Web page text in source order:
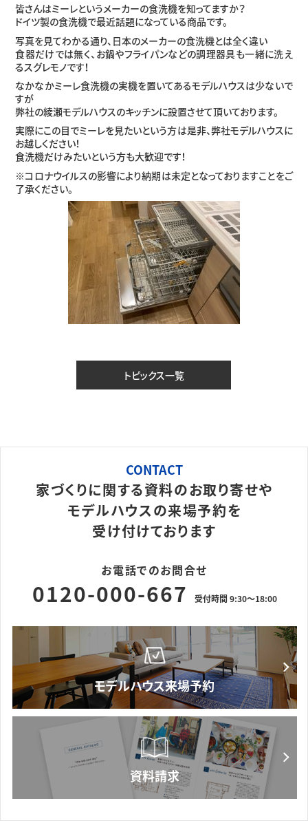
皆さんはミーレというメーカーの食洗機を知ってますか？
ドイツ製の食洗機で最近話題になっている商品です。
写真を見てわかる通り、日本のメーカーの食洗機とは全く違い
食器だけでは無く、お鍋やフライパンなどの調理器具も一緒に洗え
るスグレモノです！
なかなかミーレ食洗機の実機を置いてあるモデルハウスは少ないで
すが
弊社の綾瀬モデルハウスのキッチンに設置させて頂いております。
実際にこの目でミーレを見たいという方は是非、弊社モデルハウスに
お越しください！
食洗機だけみたいという方も大歓迎です！
※コロナウイルスの影響により納期は未定となっておりますことをご
了承ください。
トピックス一覧
CONTACT
家づくりに関する資料のお取り寄せや
モデルハウスの来場予約を
受け付けております
お電話でのお問合せ
0120-000-667 受付時間 9:30～18:00